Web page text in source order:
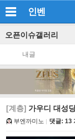
인벤
오픈이슈갤러리
내글
[계층] 가우디 대성
부엔까미노 댓글: 13